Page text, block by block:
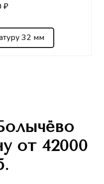
₽
32 мм
от 42000